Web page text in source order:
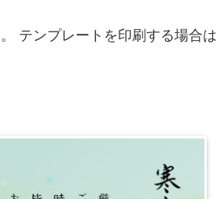
テンプレートを印刷する場合は